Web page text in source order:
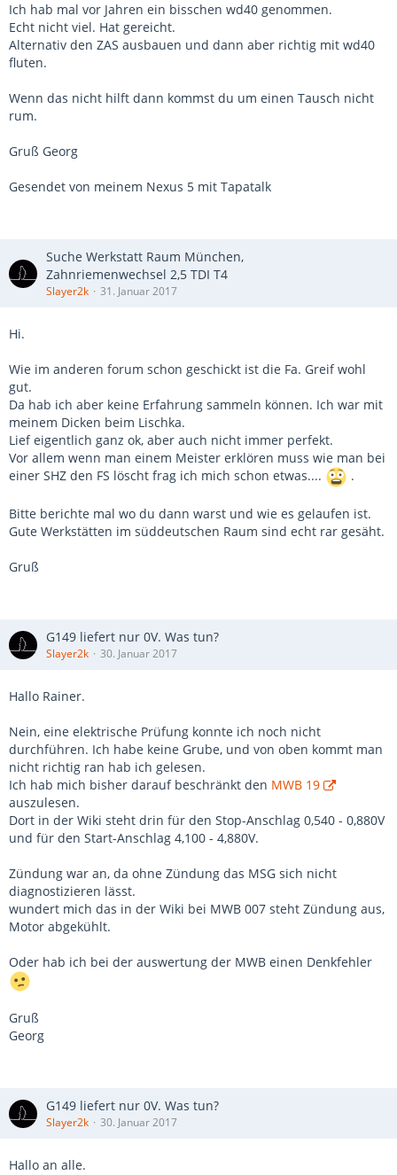
Ich hab mal vor Jahren ein bisschen wd40 genommen.
Echt nicht viel. Hat gereicht.
Alternativ den ZAS ausbauen und dann aber richtig mit wd40
fluten.
Wenn das nicht hilft dann kommst du um einen Tausch nicht
rum.
Gruß Georg
Gesendet von meinem Nexus 5 mit Tapatalk
Suche Werkstatt Raum München,
Zahnriemenwechsel 2,5 TDI T4
Slayer2k 31. Januar 2017
Hi.
Wie im anderen forum schon geschickt ist die Fa. Greif wohl
gut.
Da hab ich aber keine Erfahrung sammeln können. Ich war mit
meinem Dicken beim Lischka.
Lief eigentlich ganz ok, aber auch nicht immer perfekt.
Vor allem wenn man einem Meister erklören muss wie man bei
einer SHZ den FS löscht frag ich mich schon etwas....
.
Bitte berichte mal wo du dann warst und wie es gelaufen ist.
Gute Werkstätten im süddeutschen Raum sind echt rar gesäht.
Gruß
G149 liefert nur 0V. Was tun?
Slayer2k 30. Januar 2017
Hallo Rainer.
Nein, eine elektrische Prüfung konnte ich noch nicht
durchführen. Ich habe keine Grube, und von oben kommt man
nicht richtig ran hab ich gelesen.
Ich hab mich bisher darauf beschränkt den MWB 19
auszulesen.
Dort in der Wiki steht drin für den Stop-Anschlag 0,540 - 0,880V
und für den Start-Anschlag 4,100 - 4,880V.
Zündung war an, da ohne Zündung das MSG sich nicht
diagnostizieren lässt.
wundert mich das in der Wiki bei MWB 007 steht Zündung aus,
Motor abgekühlt.
Oder hab ich bei der auswertung der MWB einen Denkfehler
Gruß
Georg
G149 liefert nur 0V. Was tun?
Slayer2k 30. Januar 2017
Hallo an alle.